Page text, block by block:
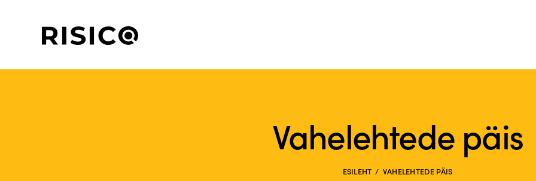
Vahelehtede päis
ESILEHT VAHELEHTEDE PÄIS